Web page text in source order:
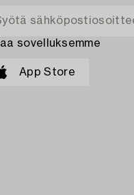
sovelluksemme
App Store